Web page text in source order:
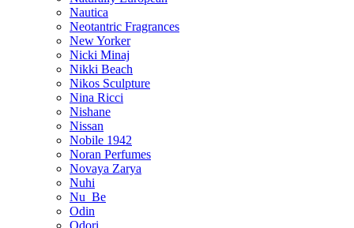
Nautica
Neotantric Fragrances
New Yorker
Nicki Minaj
Nikki Beach
Nikos Sculpture
Nina Ricci
Nishane
Nissan
Nobile 1942
Noran Perfumes
Novaya Zarya
Nuhi
Nu_Be
Odin
Odori